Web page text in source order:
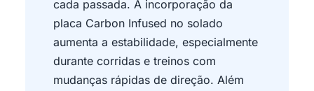
cada passada. A incorporação da
placa Carbon Infused no solado
aumenta a estabilidade, especialmente
durante corridas e treinos com
mudanças rápidas de direção. Além